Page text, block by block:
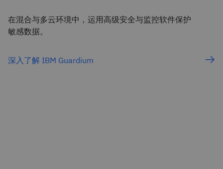
在混合与多云环境中，运用高级安全与监控软件保护
敏感数据。
深入了解 IBM Guardium